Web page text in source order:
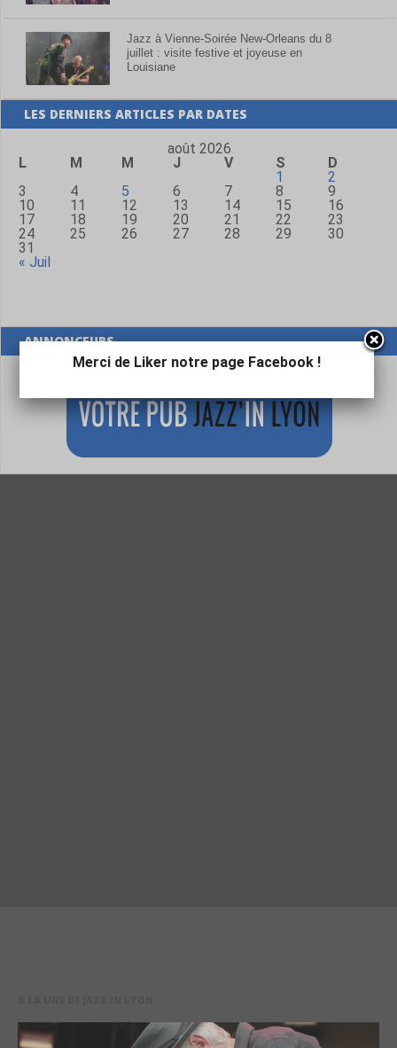
Jazz à Vienne-Soirée New-Orleans du 8
juillet : visite festive et joyeuse en
Louisiane
LES DERNIERS ARTICLES PAR DATES
août 2026
L
M M J V S
D
1
2
3
4 5 6 7 8
9
10
11 12 13 14 15
16
17
18 19 20 21 22
23
24
25 26 27 28 29
30
31
« Juil
ANNONCEURS
Merci de Liker notre page Facebook !